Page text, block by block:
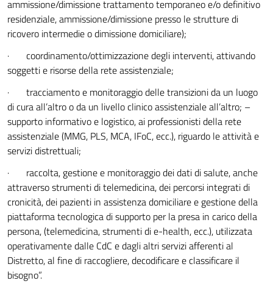
ammissione/dimissione trattamento temporaneo e/o definitivo
residenziale, ammissione/dimissione presso le strutture di
ricovero intermedie o dimissione domiciliare);
· coordinamento/ottimizzazione degli interventi, attivando
soggetti e risorse della rete assistenziale;
· tracciamento e monitoraggio delle transizioni da un luogo
di cura all’altro o da un livello clinico assistenziale all’altro; –
supporto informativo e logistico, ai professionisti della rete
assistenziale (MMG, PLS, MCA, IFoC, ecc.), riguardo le attività e
servizi distrettuali;
· raccolta, gestione e monitoraggio dei dati di salute, anche
attraverso strumenti di telemedicina, dei percorsi integrati di
cronicità, dei pazienti in assistenza domiciliare e gestione della
piattaforma tecnologica di supporto per la presa in carico della
persona, (telemedicina, strumenti di e-health, ecc.), utilizzata
operativamente dalle CdC e dagli altri servizi afferenti al
Distretto, al fine di raccogliere, decodificare e classificare il
bisogno”.